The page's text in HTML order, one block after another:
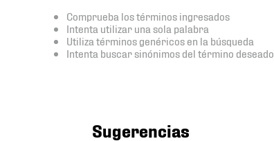
Comprueba los términos ingresados
Intenta utilizar una sola palabra
Utiliza términos genéricos en la búsqueda
Intenta buscar sinónimos del término deseado
Sugerencias